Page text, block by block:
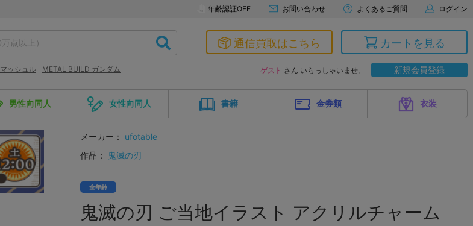
年齢認証OFF お問い合わせ よくあるご質問 ログイン
マッシュル METAL BUILD ガンダム
通信買取はこちら カートを見る
ゲスト さん いらっしゃいませ。 新規会員登録
男性向同人 女性向同人 書籍 金券類 衣装
メーカー：
ufotable
作品：
鬼滅の刃
全年齢
鬼滅の刃 ご当地イラスト アクリルチャーム